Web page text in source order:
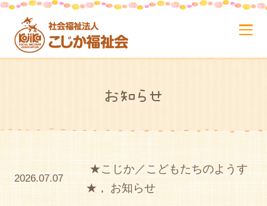
お知らせ
2026.07.07
★こじか／こどもたちのようす
★ , お知らせ